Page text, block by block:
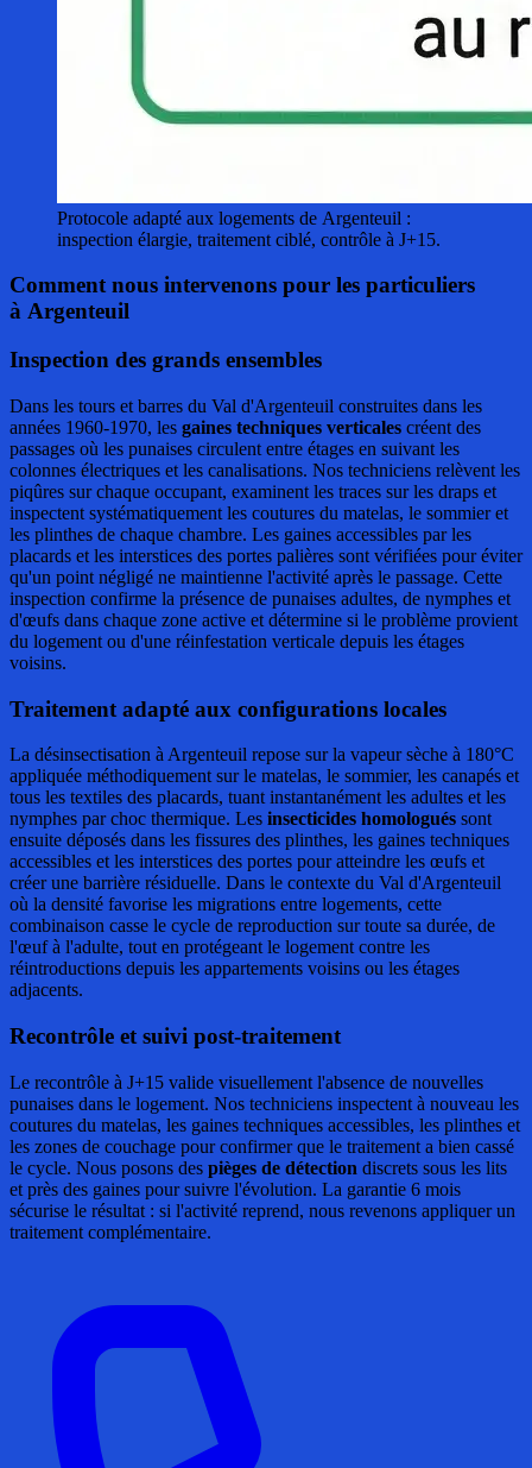
Protocole adapté aux logements de Argenteuil :
inspection élargie, traitement ciblé, contrôle à J+15.
Comment nous intervenons pour les particuliers
à Argenteuil
Inspection des grands ensembles
Dans les tours et barres du Val d'Argenteuil construites dans les
années 1960-1970, les gaines techniques verticales créent des
passages où les punaises circulent entre étages en suivant les
colonnes électriques et les canalisations. Nos techniciens relèvent les
piqûres sur chaque occupant, examinent les traces sur les draps et
inspectent systématiquement les coutures du matelas, le sommier et
les plinthes de chaque chambre. Les gaines accessibles par les
placards et les interstices des portes palières sont vérifiées pour éviter
qu'un point négligé ne maintienne l'activité après le passage. Cette
inspection confirme la présence de punaises adultes, de nymphes et
d'œufs dans chaque zone active et détermine si le problème provient
du logement ou d'une réinfestation verticale depuis les étages
voisins.
Traitement adapté aux configurations locales
La désinsectisation à Argenteuil repose sur la vapeur sèche à 180°C
appliquée méthodiquement sur le matelas, le sommier, les canapés et
tous les textiles des placards, tuant instantanément les adultes et les
nymphes par choc thermique. Les insecticides homologués sont
ensuite déposés dans les fissures des plinthes, les gaines techniques
accessibles et les interstices des portes pour atteindre les œufs et
créer une barrière résiduelle. Dans le contexte du Val d'Argenteuil
où la densité favorise les migrations entre logements, cette
combinaison casse le cycle de reproduction sur toute sa durée, de
l'œuf à l'adulte, tout en protégeant le logement contre les
réintroductions depuis les appartements voisins ou les étages
adjacents.
Recontrôle et suivi post-traitement
Le recontrôle à J+15 valide visuellement l'absence de nouvelles
punaises dans le logement. Nos techniciens inspectent à nouveau les
coutures du matelas, les gaines techniques accessibles, les plinthes et
les zones de couchage pour confirmer que le traitement a bien cassé
le cycle. Nous posons des pièges de détection discrets sous les lits
et près des gaines pour suivre l'évolution. La garantie 6 mois
sécurise le résultat : si l'activité reprend, nous revenons appliquer un
traitement complémentaire.